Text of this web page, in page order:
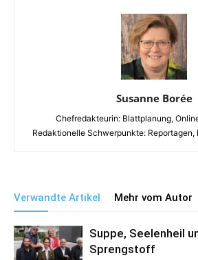
Susanne Borée
Chefredakteurin: Blattplanung,
Redaktionelle Schwerpunkte: Reportagen,
Verwandte Artikel Mehr vom Autor
Suppe, Seelenheil
Sprengstoff